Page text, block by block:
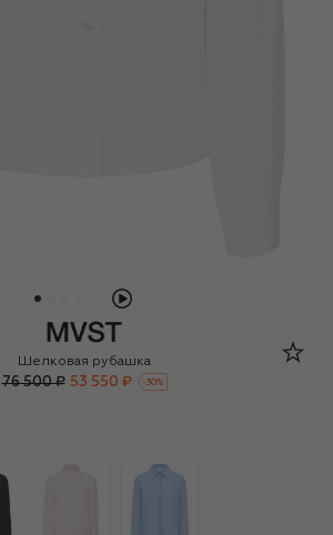
MVST
Шелковая рубашка
76 500 ₽ 53 550 ₽ -30%